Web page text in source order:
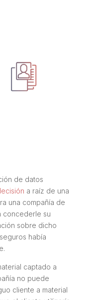
de datos
a raíz de una
una compañía de
concederle su
sobre dicho
había
captado a
no puede
cliente a material